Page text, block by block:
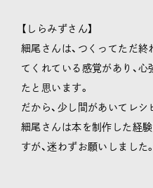
【しらみずさん】
細尾さんは、つくってただ終
てくれている感覚があり、
たと思います。
だから、少し間があいてレシ
細尾さんは本を制作した経
すが、迷わずお願いしました。